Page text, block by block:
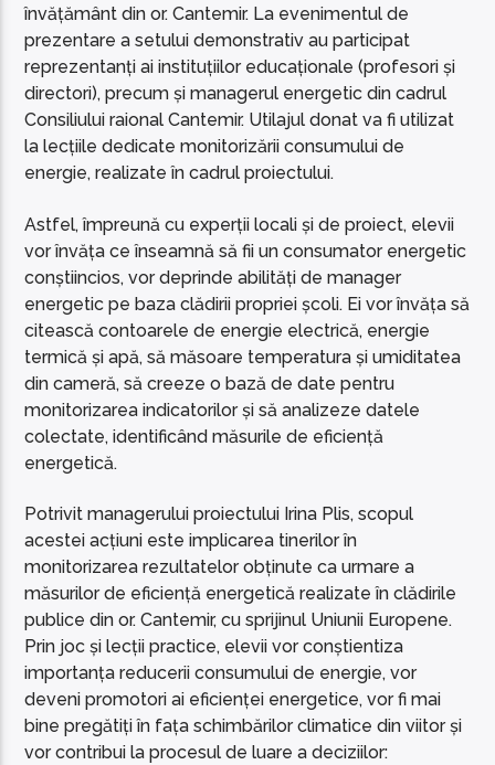
învățământ din or. Cantemir. La evenimentul de
prezentare a setului demonstrativ au participat
reprezentanți ai instituțiilor educaționale (profesori și
directori), precum și managerul energetic din cadrul
Consiliului raional Cantemir. Utilajul donat va fi utilizat
la lecțiile dedicate monitorizării consumului de
energie, realizate în cadrul proiectului.
Astfel, împreună cu experții locali și de proiect, elevii
vor învăța ce înseamnă să fii un consumator energetic
conștiincios, vor deprinde abilități de manager
energetic pe baza clădirii propriei școli. Ei vor învăța să
citească contoarele de energie electrică, energie
termică și apă, să măsoare temperatura și umiditatea
din cameră, să creeze o bază de date pentru
monitorizarea indicatorilor și să analizeze datele
colectate, identificând măsurile de eficiență
energetică.
Potrivit managerului proiectului Irina Plis, scopul
acestei acțiuni este implicarea tinerilor în
monitorizarea rezultatelor obținute ca urmare a
măsurilor de eficiență energetică realizate în clădirile
publice din or. Cantemir, cu sprijinul Uniunii Europene.
Prin joc și lecții practice, elevii vor conștientiza
importanța reducerii consumului de energie, vor
deveni promotori ai eficienței energetice, vor fi mai
bine pregătiți în fața schimbărilor climatice din viitor și
vor contribui la procesul de luare a deciziilor: